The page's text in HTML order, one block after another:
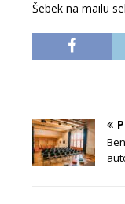
Šebek na mailu